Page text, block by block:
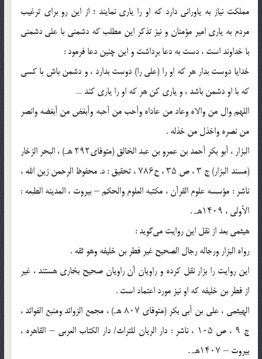
مملکت نیاز به یاورانی دارد که او را یاری نمایند ؛ از این رو برای ترغیب
مردم به یاری امیر مؤمنان و نیز تذکر این مطلب که دشمنی با علی دشمنی
با خداوند است ، دست به دعا برداشت و این چنین دعا فرمود :
خدایا دوست بدار هر که او را (علی را) دوست بدارد ، و دشمن باش با کسی
که با او دشمن باشد ، و یاری کن هر که او را یاری کند …
اللهم وال من والاه وعاد من عاداه وأحب من أحبه وأبغض من أبغضه وانصر
من نصره واخذل من خذله .
البزار ، أبو بکر أحمد بن عمرو بن عبد الخالق (متوفای۲۹۲ هـ) ، البحر الزخار
(مسند البزار) ج ۳ ، ص ۳۵ ، ح۷۸۶ ، تحقیق : د. محفوظ الرحمن زین الله ،
ناشر : مؤسسه علوم القرآن ، مکتبه العلوم والحکم – بیروت ، المدینه الطبعه :
الأولى ، ۱۴۰۹هـ .
هیثمی بعد از نقل این روایت می‌گوید :
رواه البزار ورجاله رجال الصحیح غیر فطر بن خلیفه وهو ثقه .
این روایت را بزار نقل کرده و راویان آن راویان صحیح بخاری هستند ، غیر
از فطر بن خلیفه که او نیز مورد اعتماد است .
الهیثمی ، علی بن أبی بکر (متوفای ۸۰۷ هـ) ، مجمع الزوائد ومنبع الفوائد ،
ج ۹ ، ص ۱۰۵ ، ناشر : دار الریان للتراث/‌ دار الکتاب العربی – القاهره ،
بیروت – ۱۴۰۷هـ .